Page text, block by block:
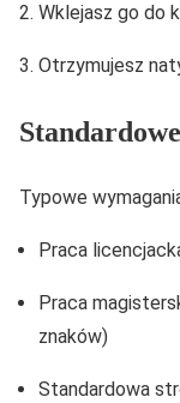
Wklejasz go do
Otrzymujesz
Typowe
Praca
Praca
znaków)
Standardowa